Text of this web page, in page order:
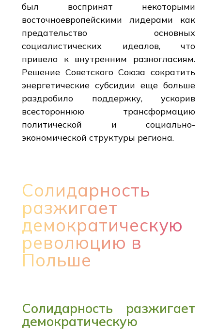
был воспринят некоторыми
восточноевропейскими лидерами как
предательство основных
социалистических идеалов, что
привело к внутренним разногласиям.
Решение Советского Союза сократить
энергетические субсидии еще больше
раздробило поддержку, ускорив
всестороннюю трансформацию
политической и социально-
экономической структуры региона.
Солидарность
разжигает
демократическую
революцию в
Польше
Солидарность разжигает
демократическую